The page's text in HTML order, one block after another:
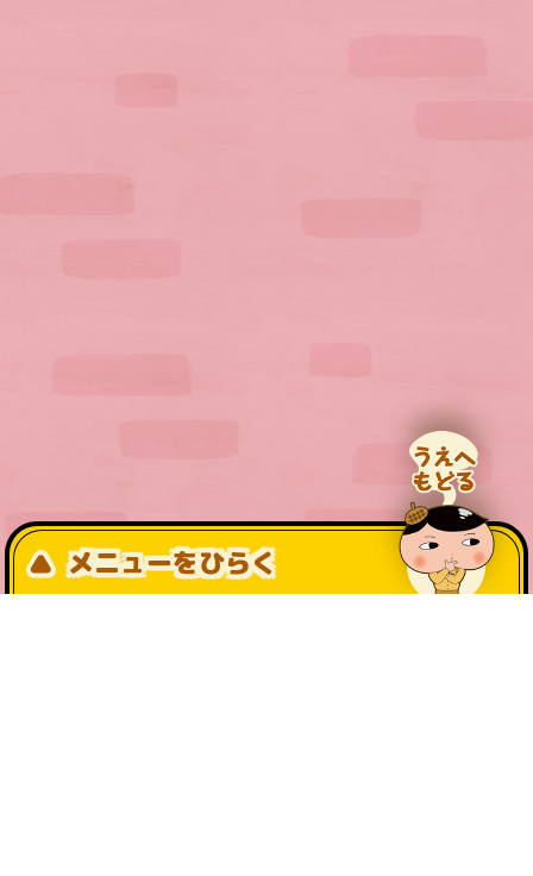
メニューをひらく
公式SNS一覧